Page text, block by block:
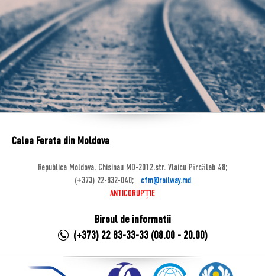
Calea Ferata din Moldova
Republica Moldova, Chisinau MD-2012,str. Vlaicu Pîrcălab 48;
(+373) 22-832-040;
cfm@railway.md
ANTICORUPȚIE
Biroul de informatii
(+373) 22 83-33-33 (08.00 - 20.00)